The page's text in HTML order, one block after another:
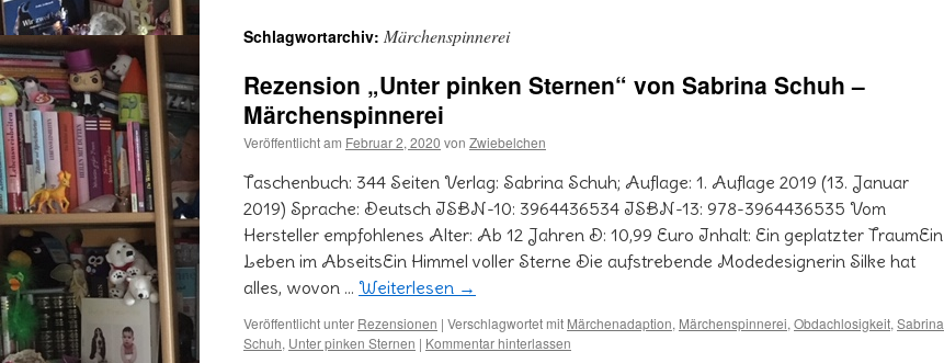
Schlagwortarchiv: Märchenspinnerei
Rezension „Unter pinken Sternen“ von Sabrina Schuh –
Märchenspinnerei
Veröffentlicht am Februar 2, 2020 von Zwiebelchen
Taschenbuch: 344 Seiten Verlag: Sabrina Schuh; Auflage: 1. Auflage 2019 (13. Januar
2019) Sprache: Deutsch ISBN-10: 3964436534 ISBN-13: 978-3964436535 Vom
Hersteller empfohlenes Alter: Ab 12 Jahren D: 10,99 Euro Inhalt: Ein geplatzter TraumEin
Leben im AbseitsEin Himmel voller Sterne Die aufstrebende Modedesignerin Silke hat
alles, wovon … Weiterlesen →
Veröffentlicht unter Rezensionen | Verschlagwortet mit Märchenadaption, Märchenspinnerei, Obdachlosigkeit, Sabrina
Schuh, Unter pinken Sternen | Kommentar hinterlassen